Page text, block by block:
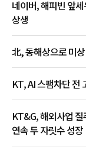
네이버, 해피빈 앞
상생
北, 동해상으로 미
KT, AI 스팸차단 전
KT&G, 해외사업
연속 두 자릿수 성장